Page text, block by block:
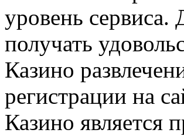
уровень сервиса.
получать
Казино
регистрации на
Казино является